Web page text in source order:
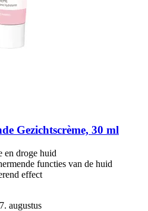
Gezichtscrème, 30 ml
en droge huid
functies van de huid
effect
augustus